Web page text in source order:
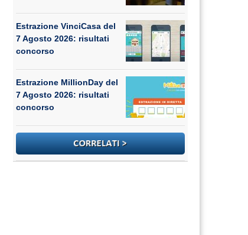
Estrazione VinciCasa del
7 Agosto 2026: risultati
concorso
Estrazione MillionDay del
7 Agosto 2026: risultati
concorso